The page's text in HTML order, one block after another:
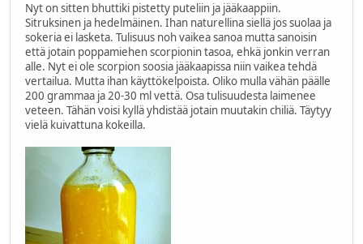
Nyt on sitten bhuttiki pistetty puteliin ja jääkaappiin.
Sitruksinen ja hedelmäinen. Ihan naturellina siellä jos suolaa ja
sokeria ei lasketa. Tulisuus noh vaikea sanoa mutta sanoisin
että jotain poppamiehen scorpionin tasoa, ehkä jonkin verran
alle. Nyt ei ole scorpion soosia jääkaapissa niin vaikea tehdä
vertailua. Mutta ihan käyttökelpoista. Oliko mulla vähän päälle
200 grammaa ja 20-30 ml vettä. Osa tulisuudesta laimenee
veteen. Tähän voisi kyllä yhdistää jotain muutakin chiliä. Täytyy
vielä kuivattuna kokeilla.